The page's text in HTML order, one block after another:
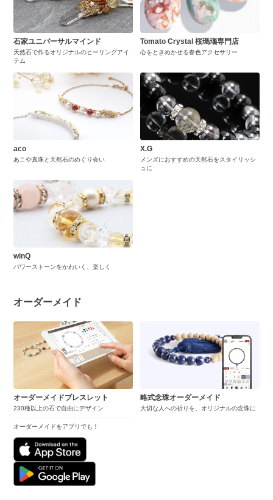
石家ユニバーサルマインド
天然石で作るオリジナルのヒーリングアイ
テム
Tomato Crystal 桜瑪瑙専門店
心をときめかせる春色アクセサリー
aco
あこや真珠と天然石のめぐり会い
X.G
メンズにおすすめの天然石をスタイリッシ
ュに
winQ
パワーストーンをかわいく、楽しく
オーダーメイド
オーダーメイドブレスレット
230種以上の石で自由にデザイン
オーダーメイドをアプリでも！
略式念珠オーダーメイド
大切な人への祈りを、オリジナルの念珠に